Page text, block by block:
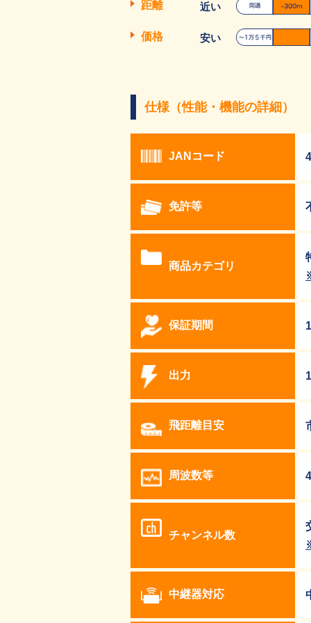
距離 近い
価格 安い
仕様（性能・機能の詳細）
JANコード
免許等
商品カテゴリ
保証期間
出力
飛距離目安
周波数等
チャンネル数
中継器対応